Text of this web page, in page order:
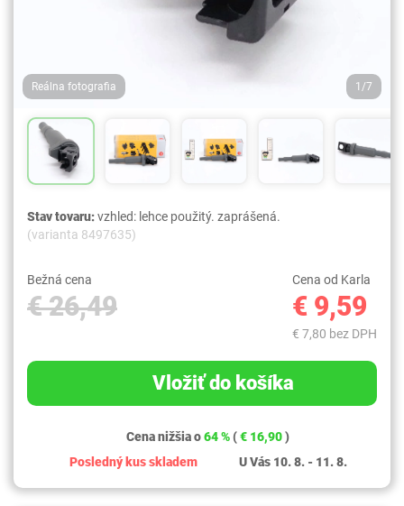
Reálna fotografia 1/7
Stav tovaru:vzhled: lehce použitý. zaprášená.
(varianta 8497635)
Bežná cena
€ 26,49
Cena od Karla
€ 9,59
€ 7,80 bez DPH
Vložiť do košíka
Cena nižšia o64 % (€ 16,90)
Posledný kus skladem
U Vás 10. 8. - 11. 8.